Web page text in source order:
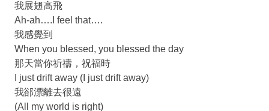
我展翅高飛
Ah-ah….I feel that….
我感覺到
When you blessed, you blessed the day
那天當你祈禱，祝福時
I just drift away (I just drift away)
我郤漂離去很遠
(All my world is right)